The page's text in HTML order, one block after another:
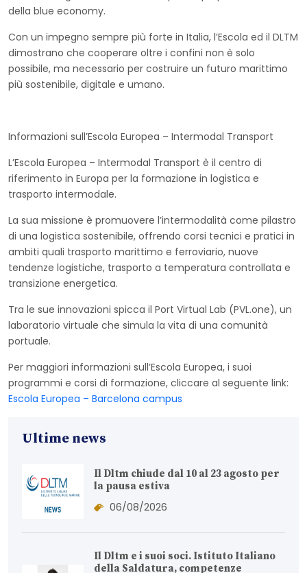
della blue economy.
Con un impegno sempre più forte in Italia, l’Escola ed il DLTM
dimostrano che cooperare oltre i confini non è solo
possibile, ma necessario per costruire un futuro marittimo
più sostenibile, digitale e umano.
Informazioni sull’Escola Europea – Intermodal Transport
L’Escola Europea – Intermodal Transport è il centro di
riferimento in Europa per la formazione in logistica e
trasporto intermodale.
La sua missione è promuovere l’intermodalità come pilastro
di una logistica sostenibile, offrendo corsi tecnici e pratici in
ambiti quali trasporto marittimo e ferroviario, nuove
tendenze logistiche, trasporto a temperatura controllata e
transizione energetica.
Tra le sue innovazioni spicca il Port Virtual Lab (PVL.one), un
laboratorio virtuale che simula la vita di una comunità
portuale.
Per maggiori informazioni sull’Escola Europea, i suoi
programmi e corsi di formazione, cliccare al seguente link:
Escola Europea – Barcelona campus
Ultime news
Il Dltm chiude dal 10 al 23 agosto per
la pausa estiva
06/08/2026
Il Dltm e i suoi soci. Istituto Italiano
della Saldatura, competenze